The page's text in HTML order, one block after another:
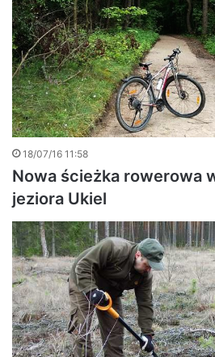
18/07/16 11:58
Nowa ścieżka rowerowa
jeziora Ukiel